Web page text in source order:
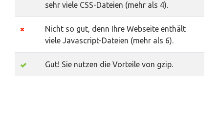
sehr viele CSS-Dateien (mehr als 4).
Nicht so gut, denn Ihre Webseite enthält
viele Javascript-Dateien (mehr als 6).
Gut! Sie nutzen die Vorteile von gzip.